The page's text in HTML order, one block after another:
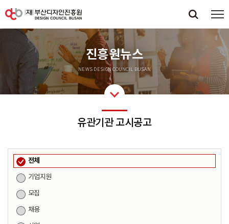
진흥원뉴스
NEWS DESIGN COUNCIL BUSAN
유관기관 고시공고
전체
기업지원
모집
채용